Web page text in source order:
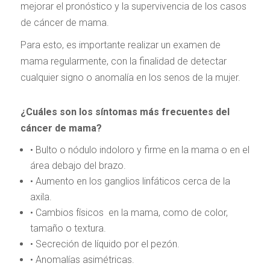
mejorar el pronóstico y la supervivencia de los casos
de cáncer de mama.
Para esto, es importante realizar un examen de
mama regularmente, con la finalidad de detectar
cualquier signo o anomalía en los senos de la mujer.
¿Cuáles son los síntomas más frecuentes del
cáncer de mama?
• Bulto o nódulo indoloro y firme en la mama o en el
área debajo del brazo.
• Aumento en los ganglios linfáticos cerca de la
axila.
• Cambios físicos en la mama, como de color,
tamaño o textura.
• Secreción de líquido por el pezón.
• Anomalías asimétricas.